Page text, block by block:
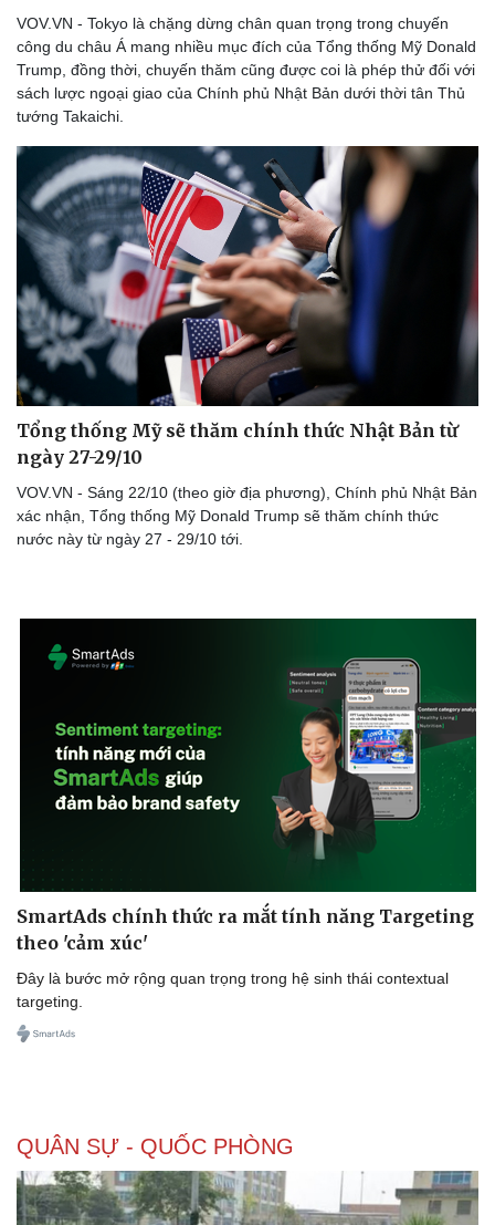
VOV.VN - Tokyo là chặng dừng chân quan trọng trong chuyến
công du châu Á mang nhiều mục đích của Tổng thống Mỹ Donald
Trump, đồng thời, chuyến thăm cũng được coi là phép thử đối với
sách lược ngoại giao của Chính phủ Nhật Bản dưới thời tân Thủ
tướng Takaichi.
Tổng thống Mỹ sẽ thăm chính thức Nhật Bản từ
ngày 27-29/10
VOV.VN - Sáng 22/10 (theo giờ địa phương), Chính phủ Nhật Bản
xác nhận, Tổng thống Mỹ Donald Trump sẽ thăm chính thức
nước này từ ngày 27 - 29/10 tới.
SmartAds chính thức ra mắt tính năng Targeting
theo 'cảm xúc'
Đây là bước mở rộng quan trọng trong hệ sinh thái contextual
targeting.
QUÂN SỰ - QUỐC PHÒNG